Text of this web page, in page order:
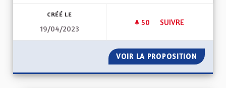
CRÉÉ LE
19/04/2023
50 50 ABONNÉS
SUIVRE
VOIR LA PROPOSITION